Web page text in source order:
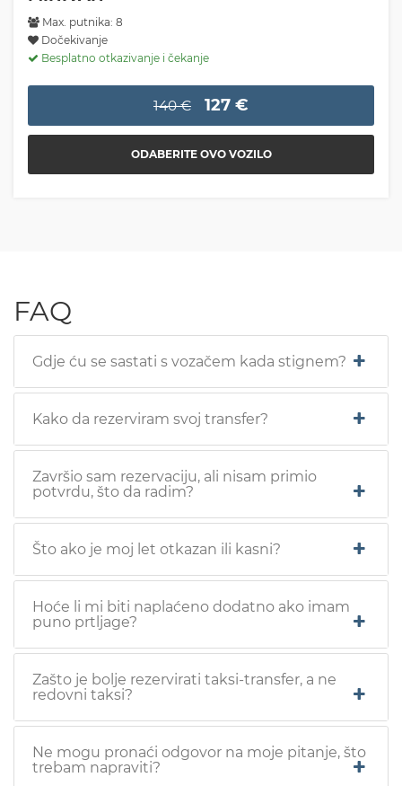
Max. putnika: 8
Dočekivanje
Besplatno otkazivanje i čekanje
140 € 127 €
ODABERITE OVO VOZILO
FAQ
Gdje ću se sastati s vozačem kada stignem?
Kako da rezerviram svoj transfer?
Završio sam rezervaciju, ali nisam primio
potvrdu, što da radim?
Što ako je moj let otkazan ili kasni?
Hoće li mi biti naplaćeno dodatno ako imam
puno prtljage?
Zašto je bolje rezervirati taksi-transfer, a ne
redovni taksi?
Ne mogu pronaći odgovor na moje pitanje, što
trebam napraviti?